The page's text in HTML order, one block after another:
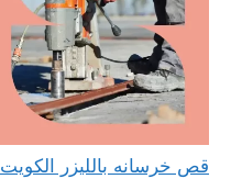
قص خرسانه بالليزر الكويت 65932555 فتح كور تكييف